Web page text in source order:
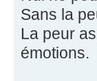
Sans la
La peur
émotions.